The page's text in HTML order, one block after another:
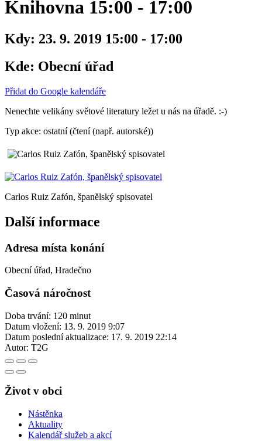
Knihovna 15:00 - 17:00
Kdy: 23. 9. 2019 15:00 - 17:00
Kde: Obecní úřad
Přidat do Google kalendáře
Nenechte velikány světové literatury ležet u nás na úřadě. :-)
Typ akce: ostatní (čtení (např. autorské))
Carlos Ruiz Zafón, španělský spisovatel
Další informace
Adresa místa konání
Obecní úřad, Hradečno
Časová náročnost
Doba trvání: 120 minut
Datum vložení: 13. 9. 2019 9:07
Datum poslední aktualizace: 17. 9. 2019 22:14
Autor: T2G
Život v obci
Nástěnka
Aktuality
Kalendář služeb a akcí